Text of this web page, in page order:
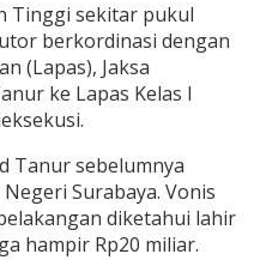
Tinggi sekitar pukul
berkordinasi dengan
(Lapas), Jaksa
ke Lapas Kelas I
Tanur sebelumnya
Surabaya. Vonis
diketahui lahir
hampir Rp20 miliar.